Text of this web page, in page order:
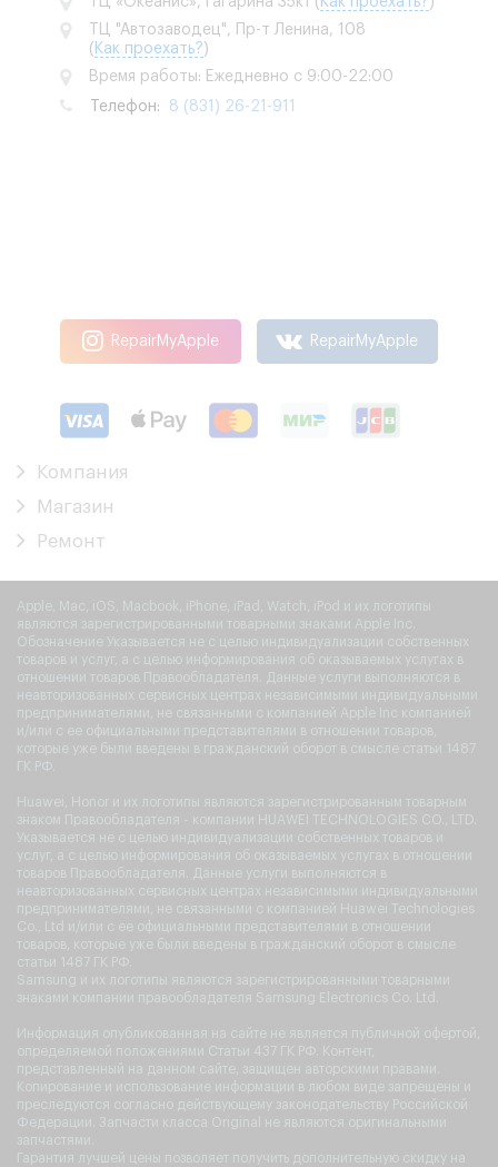
ТЦ "Автозаводец", Пр-т Ленина, 108
( Как проехать? )
Время работы: Ежедневно с 9:00-22:00
Телефон: 8 (831) 26-21-911
RepairMyApple RepairMyApple
Компания
Магазин
Ремонт
Apple, Mac, iOS, Macbook, iPhone, iPad, Watch, iPod и их логотипы
являются зарегистрированными товарными знаками Apple Inc.
Обозначение Указывается не с целью индивидуализации собственных
товаров и услуг, а с целью информирования об оказываемых услугах в
отношении товаров Правообладателя. Данные услуги выполняются в
неавторизованных сервисных центрах независимыми индивидуальными
предпринимателями, не связанными с компанией Apple Inc компанией
и/или с ее официальными представителями в отношении товаров,
которые уже были введены в гражданский оборот в смысле статьи 1487
ГК РФ.
Huawei, Honor и их логотипы являются зарегистрированным товарным
знаком Правообладателя - компании HUAWEI TECHNOLOGIES CO., LTD.
Указывается не с целью индивидуализации собственных товаров и
услуг, а с целью информирования об оказываемых услугах в отношении
товаров Правообладателя. Данные услуги выполняются в
неавторизованных сервисных центрах независимыми индивидуальными
предпринимателями, не связанными с компанией Huawei Technologies
Co., Ltd и/или с ее официальными представителями в отношении
товаров, которые уже были введены в гражданский оборот в смысле
статьи 1487 ГК РФ.
Samsung и их логотипы являются зарегистрированными товарными
знаками компании правообладателя Samsung Electronics Co. Ltd.
Информация опубликованная на сайте не является публичной офертой,
определяемой положениями Статьи 437 ГК РФ. Контент,
представленный на данном сайте, защищен авторскими правами.
Копирование и использование информации в любом виде запрещены и
преследуются согласно действующему законодательству Российской
Федерации. Запчасти класса Original не являются оригинальными
запчастями.
Гарантия лучшей цены позволяет получить дополнительную скидку на